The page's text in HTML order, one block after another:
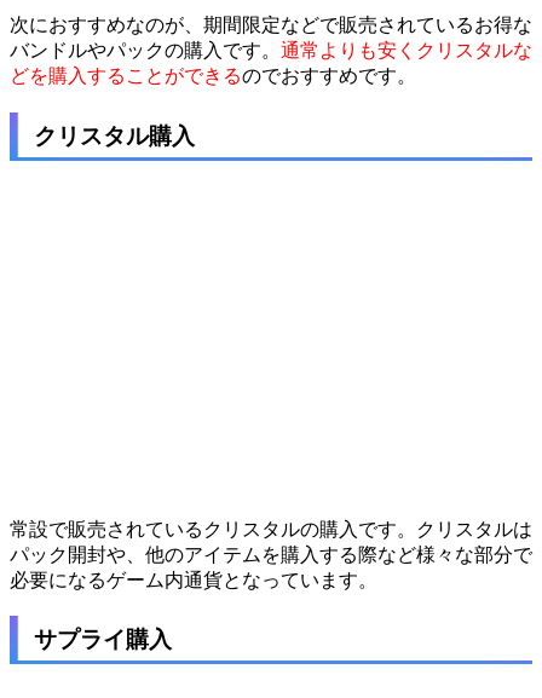
次におすすめなのが、期間限定などで販売されているお得な
バンドルやパックの購入です。 通常よりも安くクリスタルな
どを購入することができるのでおすすめです。
クリスタル購入
常設で販売されているクリスタルの購入です。クリスタルは
パック開封や、他のアイテムを購入する際など様々な部分で
必要になるゲーム内通貨となっています。
サプライ購入